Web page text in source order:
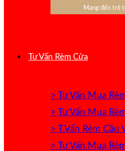
Mang đến trẻ
Tư Vấn Rèm Cửa
> Tư Vấn Mua
> Tư Vấn Mua
> T.Vấn Rèm
> Tư Vấn Mua